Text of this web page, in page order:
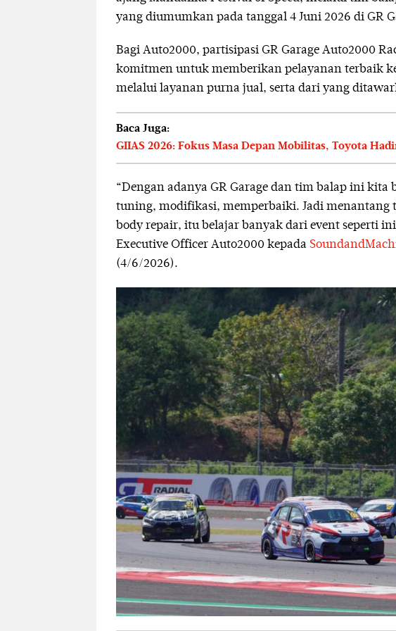
yang diumumkan pada tanggal 4 Juni 2026 di GR
Bagi Auto2000, partisipasi GR Garage Auto2000
komitmen untuk memberikan pelayanan terbaik
melalui layanan purna jual, serta dari yang
Baca Juga:
GIIAS 2026: Fokus Masa Depan Mobilitas, Toyota
“Dengan adanya GR Garage dan tim balap ini
tuning, modifikasi, memperbaiki. Jadi
body repair, itu belajar banyak dari event seperti
Executive Officer Auto2000 kepada
(4/6/2026).